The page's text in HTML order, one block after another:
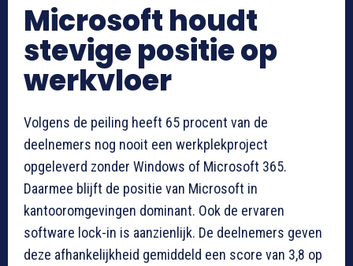
Microsoft houdt
stevige positie op
werkvloer
Volgens de peiling heeft 65 procent van de
deelnemers nog nooit een werkplekproject
opgeleverd zonder Windows of Microsoft 365.
Daarmee blijft de positie van Microsoft in
kantooromgevingen dominant. Ook de ervaren
software lock-in is aanzienlijk. De deelnemers geven
deze afhankelijkheid gemiddeld een score van 3,8 op